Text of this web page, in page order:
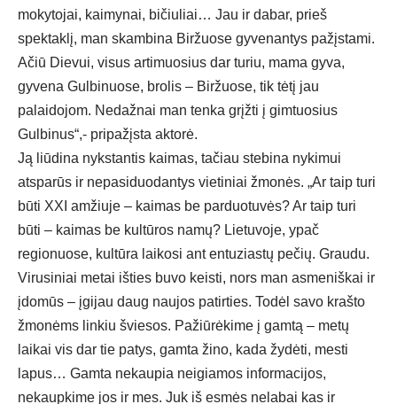
mokytojai, kaimynai, bičiuliai… Jau ir dabar, prieš
spektaklį, man skambina Biržuose gyvenantys pažįstami.
Ačiū Dievui, visus artimuosius dar turiu, mama gyva,
gyvena Gulbinuose, brolis – Biržuose, tik tėtį jau
palaidojom. Nedažnai man tenka grįžti į gimtuosius
Gulbinus“,- pripažįsta aktorė.
Ją liūdina nykstantis kaimas, tačiau stebina nykimui
atsparūs ir nepasiduodantys vietiniai žmonės. „Ar taip turi
būti XXI amžiuje – kaimas be parduotuvės? Ar taip turi
būti – kaimas be kultūros namų? Lietuvoje, ypač
regionuose, kultūra laikosi ant entuziastų pečių. Graudu.
Virusiniai metai išties buvo keisti, nors man asmeniškai ir
įdomūs – įgijau daug naujos patirties. Todėl savo krašto
žmonėms linkiu šviesos. Pažiūrėkime į gamtą – metų
laikai vis dar tie patys, gamta žino, kada žydėti, mesti
lapus… Gamta nekaupia neigiamos informacijos,
nekaupkime jos ir mes. Juk iš esmės nelabai kas ir